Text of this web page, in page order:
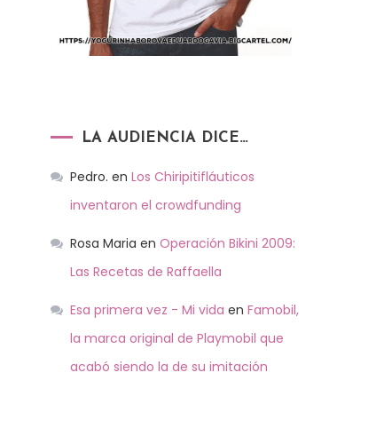
LA AUDIENCIA DICE…
Pedro. en Los Chiripitifláuticos
inventaron el crowdfunding
Rosa Maria en Operación Bikini 2009:
Las Recetas de Raffaella
Esa primera vez - Mi vida en Famobil,
la marca original de Playmobil que
acabó siendo la de su imitación